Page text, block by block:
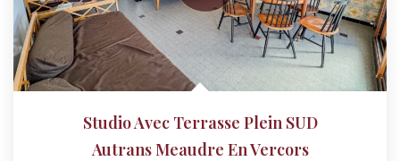
Studio Avec Terrasse Plein SUD
Autrans Meaudre En Vercors